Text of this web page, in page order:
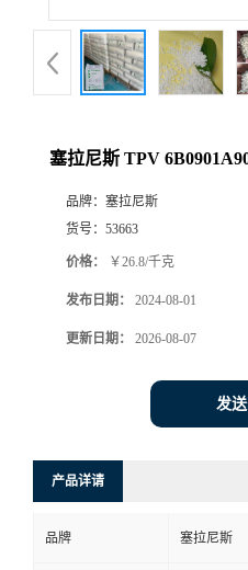
塞拉尼斯 TPV
品牌： 塞拉尼斯
货号： 53663
价格： ￥26.8/千克
发布日期： 2024-08-01
更新日期： 2026-08-07
发
产品详请
品牌 塞拉尼斯